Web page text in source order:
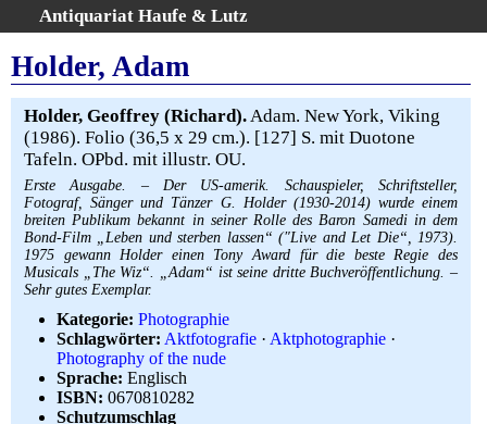
Antiquariat Haufe & Lutz
Home
Gesamtbestand
Erweiterte Suche
Kategorien
Schlagwörter
Warenkorb
AGB
Widerruf
Über uns
Aktuelle Kataloge
Kontakt
Ankauf
Holder, Adam
Holder, Geoffrey (Richard).Adam. New York, Viking
(1986). Folio (36,5 x 29 cm.). [127] S. mit Duotone
Tafeln. OPbd. mit illustr. OU.
Erste Ausgabe. – Der US-amerik. Schauspieler, Schriftsteller,
Fotograf, Sänger und Tänzer G. Holder (1930-2014) wurde einem
breiten Publikum bekannt in seiner Rolle des Baron Samedi in dem
Bond-Film „Leben und sterben lassen“ (″Live and Let Die“, 1973).
1975 gewann Holder einen Tony Award für die beste Regie des
Musicals „The Wiz“. „Adam“ ist seine dritte Buchveröffentlichung. –
Sehr gutes Exemplar.
Kategorie: Photographie
Schlagwörter: Aktfotografie · Aktphotographie ·
Photography of the nude
Sprache: Englisch
ISBN: 0670810282
Schutzumschlag